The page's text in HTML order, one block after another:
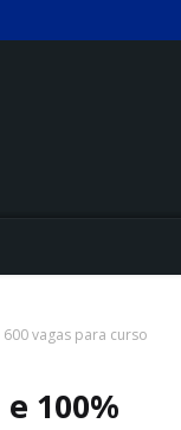
vagas para curso
100%